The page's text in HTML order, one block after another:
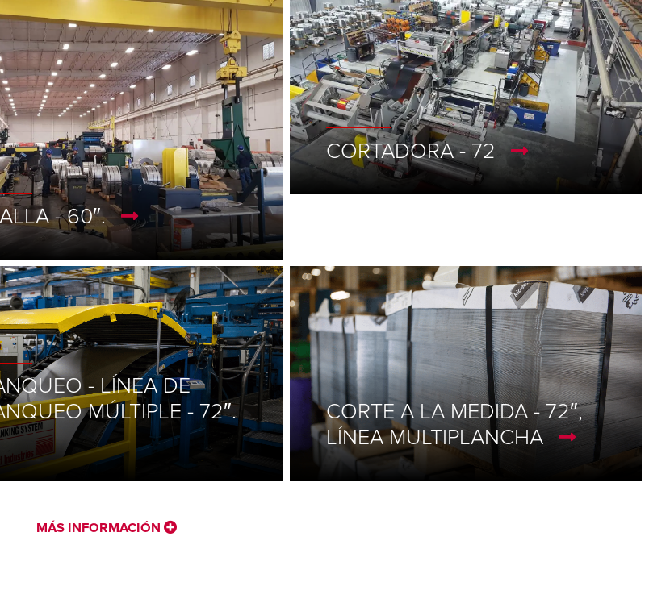
- 60″.
CORTADORA - 72
- LÍNEA DE
MÚLTIPLE - 72″.
CORTE A LA MEDIDA - 72″,
LÍNEA MULTIPLANCHA
MÁS INFORMACIÓN